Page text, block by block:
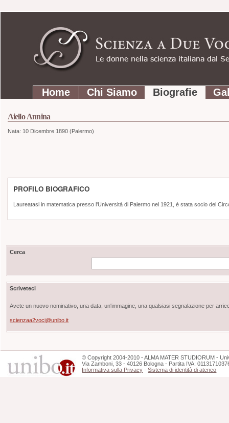
contenuti.
Strumenti
personali
SezioniHome Chi Siamo Biografie
Aiello Annina
Nata: 10 Dicembre 1890 (Palermo)
PROFILO BIOGRAFICO
Laureatasi in matematica presso l'Università di Palermo nel 1921, è stata socio del
Cerca
Scriveteci
Avete un nuovo nominativo, una data, un'immagine, una qualsiasi segnalazione per
scienzaa2voci@unibo.it
©Copyright 2004-2010 - ALMA MATER STUDIORUM -
Via Zamboni, 33 - 40126 Bologna - Partita IVA:
Informativa sulla Privacy -Sistema di identità di ateneo